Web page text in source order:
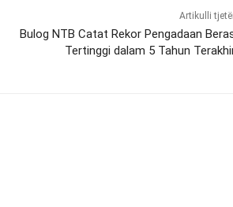
Artikulli
Bulog NTB Catat Rekor Pengadaan
Tertinggi dalam 5 Tahun